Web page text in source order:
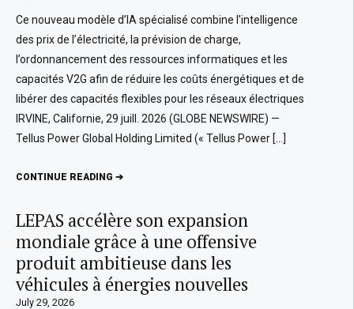
Ce nouveau modèle d’IA spécialisé combine l’intelligence
des prix de l’électricité, la prévision de charge,
l’ordonnancement des ressources informatiques et les
capacités V2G afin de réduire les coûts énergétiques et de
libérer des capacités flexibles pour les réseaux électriques
IRVINE, Californie, 29 juill. 2026 (GLOBE NEWSWIRE) —
Tellus Power Global Holding Limited (« Tellus Power […]
CONTINUE READING ➔
LEPAS accélère son expansion
mondiale grâce à une offensive
produit ambitieuse dans les
véhicules à énergies nouvelles
July 29, 2026